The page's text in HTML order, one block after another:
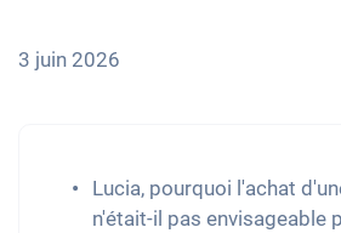
3 juin 2026
Lucia, pourquoi l'achat
n'était-il pas envisageable